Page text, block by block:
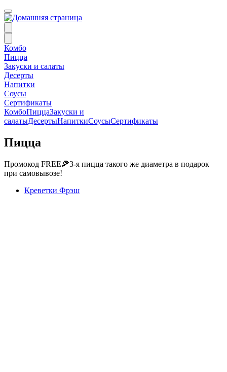
Комбо
Пицца
Закуски и салаты
Десерты
Напитки
Соусы
Сертификаты
КомбоПиццаЗакуски и
салатыДесертыНапиткиСоусыСертификаты
Пицца
Промокод FREE🍕3-я пицца такого же диаметра в подарок
при самовывозе!
Креветки Фрэш